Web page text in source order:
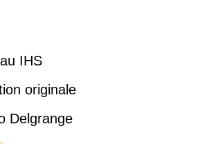
IHS
originale
Delgrange